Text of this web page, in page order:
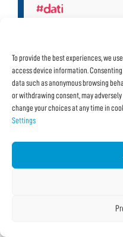
To provide the best experiences, we
access device information.
data such as anonymous browsing
or withdrawing consent, may
change your choices at any time in
Settings
#dati
15/11/2022 09:00
With:MIX Srl
Venue:Sede Virtuale
Conferenza
See all